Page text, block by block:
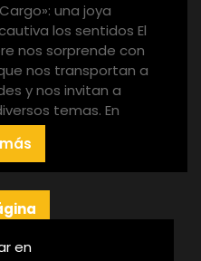
una joya
los sentidos El
nos sorprende con
nos transportan a
y nos invitan a
temas. En
en